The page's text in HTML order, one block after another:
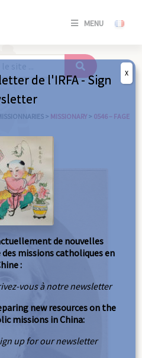
MENU
SE
/
> MISSIONARY > 0546 – FAGE
de l'IRFA - Sign
de nouvelles
missions catholiques en
:
vous à notre newsletter
new resources on the
missions in China:
up for our newsletter
X